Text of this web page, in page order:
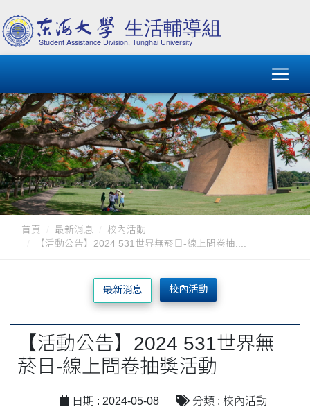
首頁 最新消息
校內活動
【活動公告】2024 531世界無菸日-線上問卷抽....
最新消息 校內活動
【活動公告】2024 531世界無
菸日-線上問卷抽獎活動
日期 : 2024-05-08
分類 : 校內活動